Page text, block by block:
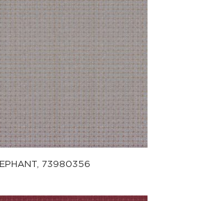
73980356